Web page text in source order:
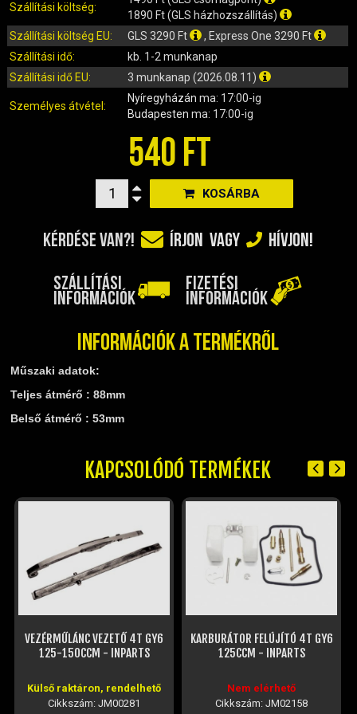
IZZÓ (ROBOGÓ, QUAD, MOTOR)
KARBURÁTOROK ÉS ALKATRÉSZEIK
KENŐANYAGOK, TISZTÍTÓK, ÁPOLÓK
KIEGÉSZÍTŐK
KILÓMÉTERÓRA ÉS ALKATRÉSZEI
KIPUFOGÓK ÉS TARTOZÉKAIK
KORMÁNY ÉS ALKATRÉSZEI
KXD QUAD ÉS DIRT BIKE ALKATRÉSZEK
MOTORBLOKK KOMPLETT
SZERSZÁMOK
SZŰRŐK ÉS TARTOZÉKAIK
VÁZ, FUTÓMŰ, SZILENT, SZTENDER
ÜZEMANYAG ELLÁTÓ RENDSZER
Szállítási költség:
1890 Ft (GLS házhozszállítás)
Szállítási költség EU:
GLS 3290 Ft
, Express One 3290 Ft
Szállítási idő:
kb. 1-2 munkanap
Szállítási idő EU:
3 munkanap (2026.08.11)
Személyes átvétel:
Nyíregyházán ma: 17:00-ig
Budapesten ma: 17:00-ig
540 FT
KOSÁRBA
KÉRDÉSE VAN?! ÍRJON VAGY HÍVJON!
SZÁLLÍTÁSI
INFORMÁCIÓK
FIZETÉSI
INFORMÁCIÓK
Információk a termékről
Műszaki adatok:
Teljes átmérő : 88mm
Belső átmérő : 53mm
KAPCSOLÓDÓ TERMÉKEK
VEZÉRMŰLÁNC VEZETŐ 4T GY6
125-150CCM - INPARTS
Külső raktáron, rendelhető
Cikkszám: JM00281
KARBURÁTOR FELÚJÍTÓ 4T GY6
125CCM - INPARTS
Nem elérhető
Cikkszám: JM02158